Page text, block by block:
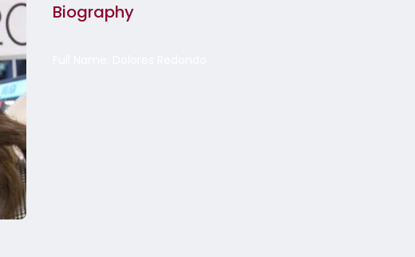
Biography